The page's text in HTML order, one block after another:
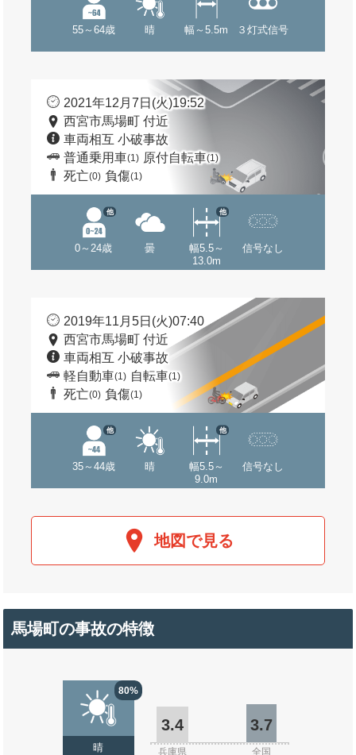
55～64歳 晴 幅～5.5m ３灯式信号
2021年12月7日(火)19:52
西宮市馬場町 付近
車両相互 小破事故
普通乗用車(1) 原付自転車(1)
死亡(0) 負傷(1)
0～24歳
他
曇
幅5.5～
13.0m
他
信号なし
2019年11月5日(火)07:40
西宮市馬場町 付近
車両相互 小破事故
軽自動車(1) 自転車(1)
死亡(0) 負傷(1)
35～44歳
他
晴
幅5.5～
9.0m
他
信号なし
地図で見る
馬場町の事故の特徴
80%
晴
3.4 3.7
兵庫県 全国